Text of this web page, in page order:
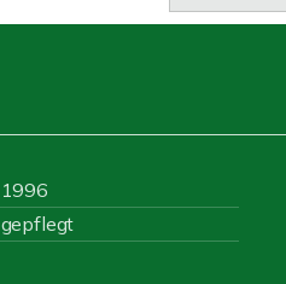
1996
gepflegt